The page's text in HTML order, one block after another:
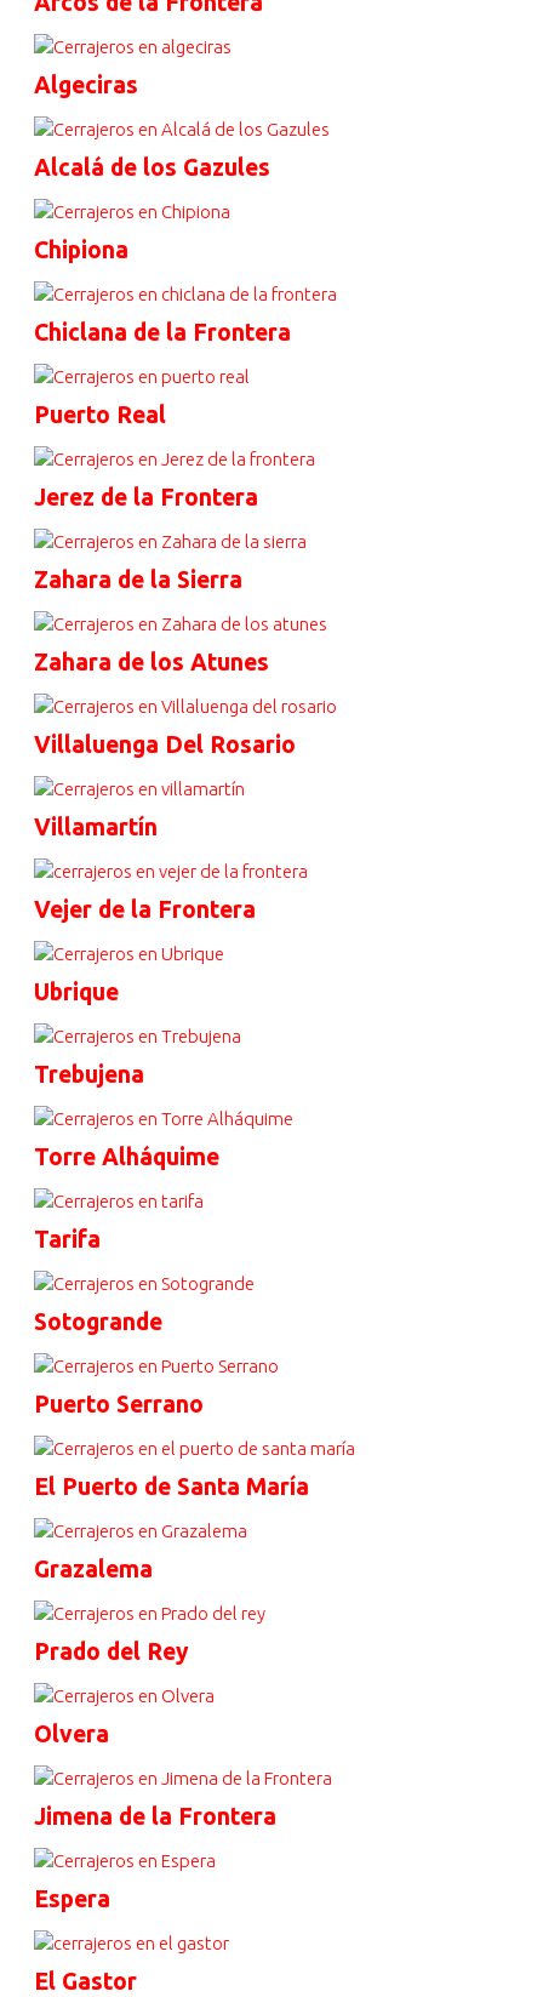
Algeciras
Alcalá de los Gazules
Chipiona
Chiclana de la Frontera
Puerto Real
Jerez de la Frontera
Zahara de la Sierra
Zahara de los Atunes
Villaluenga Del Rosario
Villamartín
Vejer de la Frontera
Ubrique
Trebujena
Torre Alháquime
Tarifa
Sotogrande
Puerto Serrano
El Puerto de Santa María
Grazalema
Prado del Rey
Olvera
Jimena de la Frontera
Espera
El Gastor